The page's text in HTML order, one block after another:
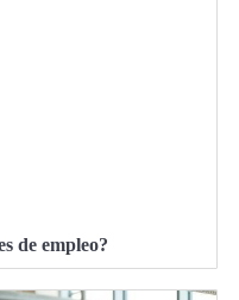
de empleo?